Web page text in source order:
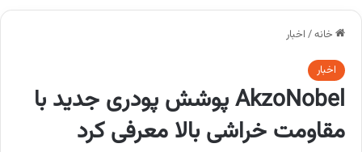
خانه/ اخبار
اخبار
AkzoNobel پوشش پودری جدید با
مقاومت خراشی بالا معرفی کرد